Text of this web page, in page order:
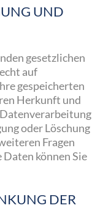
UND
gesetzlichen
auf
gespeicherten
Herkunft und
oder Löschung
Fragen
Daten können Sie
DER